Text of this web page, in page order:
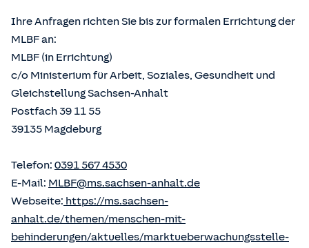
Ihre Anfragen richten Sie bis zur formalen Errichtung der
MLBF an:
MLBF (in Errichtung)
c/o Ministerium für Arbeit, Soziales, Gesundheit und
Gleichstellung Sachsen-Anhalt
Postfach 39 11 55
39135 Magdeburg
Telefon: 0391 567 4530
E-Mail: MLBF@ms.sachsen-anhalt.de
Webseite: https://ms.sachsen-
anhalt.de/themen/menschen-mit-
behinderungen/aktuelles/marktueberwachungsstelle-